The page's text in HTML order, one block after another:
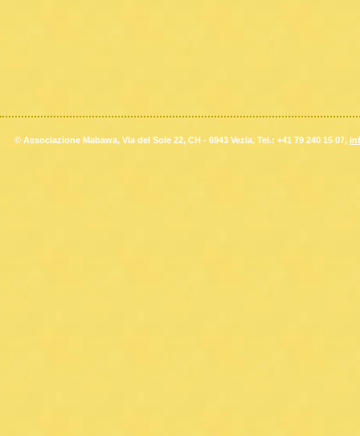
© Associazione Mabawa, Via del Sole 22, CH - 6943 Vezia, Tel.: +41 79 240 15 07,